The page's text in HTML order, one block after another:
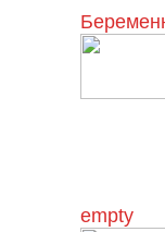
empty